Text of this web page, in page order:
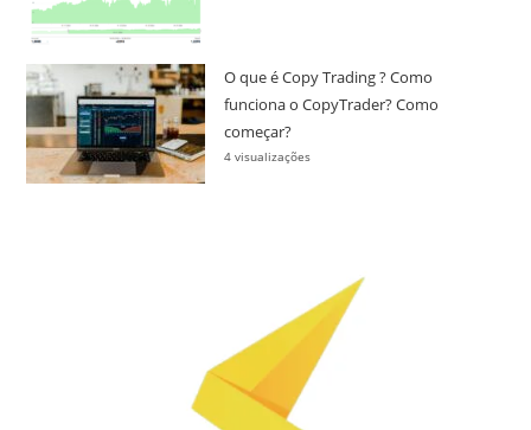
O que é Copy Trading ? Como
funciona o CopyTrader? Como
começar?
4 visualizações